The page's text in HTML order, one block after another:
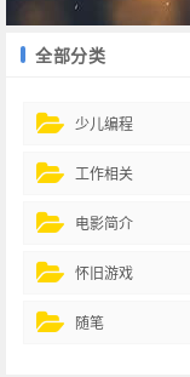
全部分类
少儿编程
工作相关
电影简介
怀旧游戏
随笔